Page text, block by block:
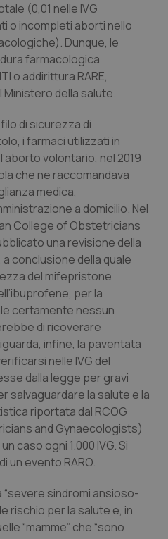
& Testa Collo
(0,01 nelle IVG
o incompleti aborti nello
Dunque, le
farmacologica
o addirittura RARE,
della salute.
di sicurezza di
i farmaci utilizzati in
volontario, nel 2019
che ne raccomandava
medica,
a domicilio. Nel
College of Obstetricians
una revisione della
conclusione della quale
del mifepristone
per la
certamente nessun
di ricoverare
infine, la paventata
nelle IVG del
dalla legge per gravi
salvaguardare la salute e la
riportata dal RCOG
and Gynaecologists)
caso ogni 1.000 IVG. Si
un evento RARO.
sindromi ansioso-
rischio per la salute e, in
“mamme” che “sono